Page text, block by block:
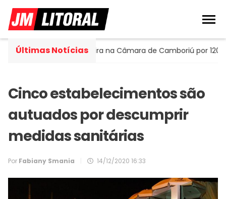
Últimas Notícias
assume cadeira na Câmara de Camboriú por 120 dias
Cinco estabelecimentos são
autuados por descumprir
medidas sanitárias
Por Fabiany Smania 14/12/2020 16:33